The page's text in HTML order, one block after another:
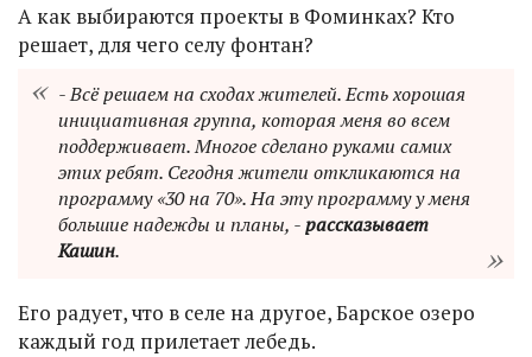
А как выбираются проекты в Фоминках? Кто
решает, для чего селу фонтан?
- Всё решаем на сходах жителей. Есть хорошая
инициативная группа, которая меня во всем
поддерживает. Многое сделано руками самих
этих ребят. Сегодня жители откликаются на
программу «30 на 70». На эту программу у меня
большие надежды и планы, -рассказывает
Кашин.
Его радует, что в селе на другое, Барское озеро
каждый год прилетает лебедь.